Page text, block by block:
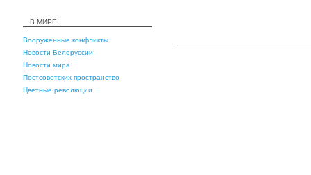
В МИРЕ
Вооруженные конфликты
Новости Белоруссии
Новости мира
Постсоветских пространство
Цветные революции